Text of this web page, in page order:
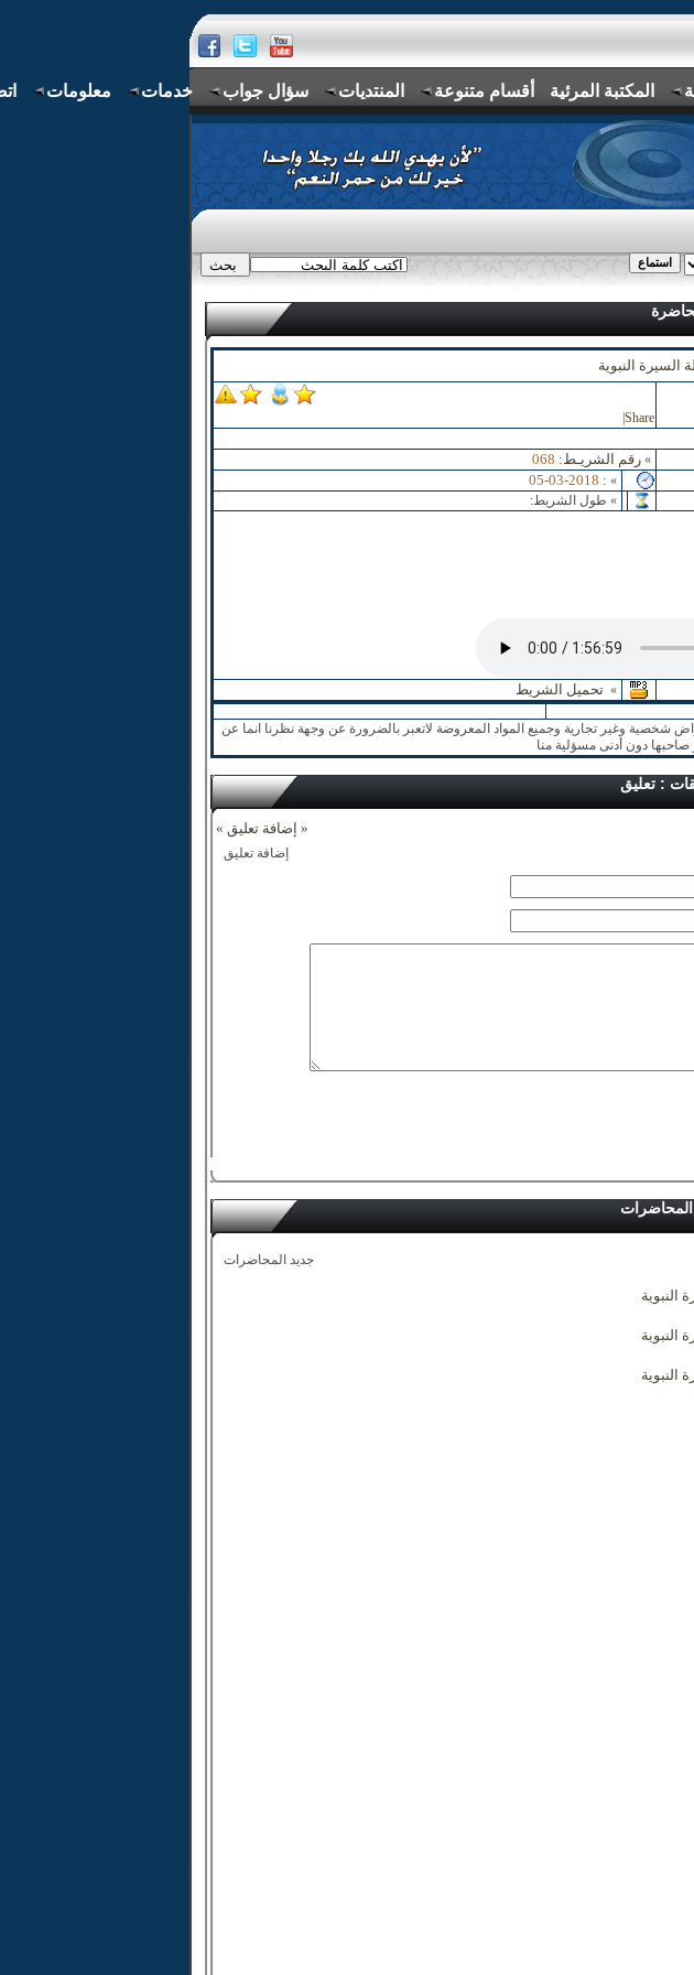
معلومات خدمات سؤال جواب المنتديات أقسام متنوعة المكتبة المرئية
السيرة النبوية
Share
|
»رقم الشريـط: 068
»
:
05-03-2018
» طول الشريط:
» تحميل الشريط
شخصية وغير تجارية وجميع المواد المعروضة لاتعبر بالضرورة عن وجهة نظرنا انما عن
دون أدنى مسؤلية منا
: تعليق
« إضافة تعليق »
إضافة تعليق
جديد المحاضرات
النبوية
النبوية
النبوية